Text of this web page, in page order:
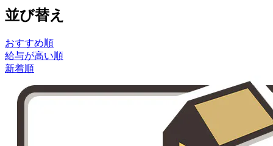
並び替え
おすすめ順
給与が高い順
新着順